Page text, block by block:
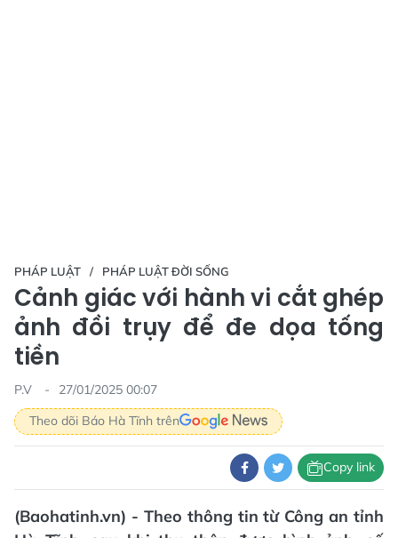
PHÁP LUẬT PHÁP LUẬT ĐỜI SỐNG
Cảnh giác với hành vi cắt ghép
ảnh đồi trụy để đe dọa tống
tiền
P.V
27/01/2025 00:07
Theo dõi Báo Hà Tĩnh trên
Copy link
(Baohatinh.vn) - Theo thông tin từ Công an tỉnh